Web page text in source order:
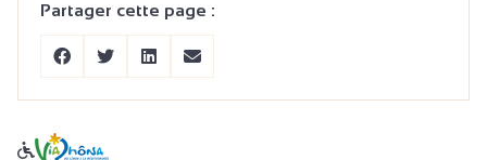
Partager cette page :